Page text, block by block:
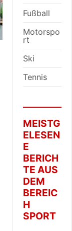
Fußball
Motorspo
rt
Ski
Tennis
MEISTG
ELESEN
E
BERICH
TE AUS
DEM
BEREIC
H
SPORT